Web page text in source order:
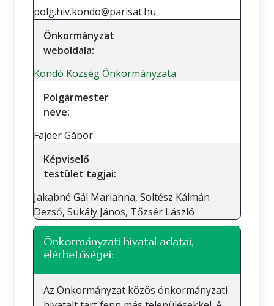
polg.hiv.kondo@parisat.hu
Önkormányzat
weboldala:
Kondó Község Önkormányzata
Polgármester
neve:
Fajder Gábor
Képviselő
testület tagjai:
Jakabné Gál Marianna, Soltész Kálmán
Dezső, Sukály János, Tőzsér László
Önkormányzati hivatal adatai,
elérhetőségei:
Az Önkormányzat közös önkormányzati